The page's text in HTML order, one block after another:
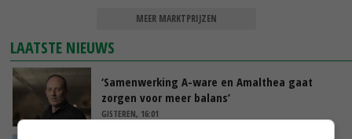
MEER MARKTPRIJZEN
LAATSTE NIEUWS
‘Samenwerking A-ware en Amalthea gaat
zorgen voor meer balans’
GISTEREN, 16:01